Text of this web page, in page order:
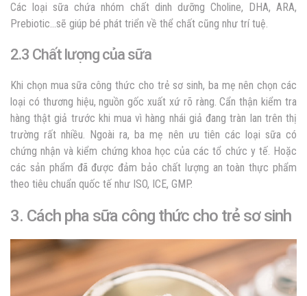
Các loại sữa chứa nhóm chất dinh dưỡng Choline, DHA, ARA,
Prebiotic…sẽ giúp bé phát triển về thể chất cũng như trí tuệ.
2.3 Chất lượng của sữa
Khi chọn muasữa công thức cho trẻ sơ sinh, ba mẹ nên chọn các
loại có thương hiệu, nguồn gốc xuất xứ rõ ràng. Cẩn thận kiểm tra
hàng thật giả trước khi mua vì hàng nhái giả đang tràn lan trên thị
trường rất nhiều. Ngoài ra, ba mẹ nên ưu tiên các loại sữa có
chứng nhận và kiểm chứng khoa học của các tổ chức y tế. Hoặc
các sản phẩm đã được đảm bảo chất lượng an toàn thực phẩm
theo tiêu chuẩn quốc tế như ISO, ICE, GMP.
3. Cách pha sữa công thức cho trẻ sơ sinh